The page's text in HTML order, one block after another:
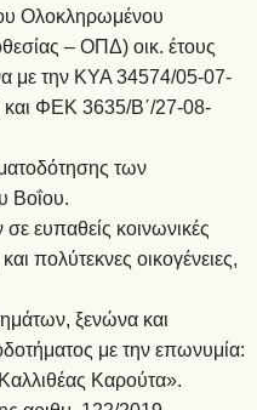
Ολοκληρωμένου
– ΟΠΔ) οικ. έτους
με την ΚΥΑ 34574/05-07-
ΦΕΚ 3635/Β΄/27-08-
των
Βοΐου.
ευπαθείς κοινωνικές
πολύτεκνες οικογένειες,
ξενώνα και
με την επωνυμία:
Καρούτα».